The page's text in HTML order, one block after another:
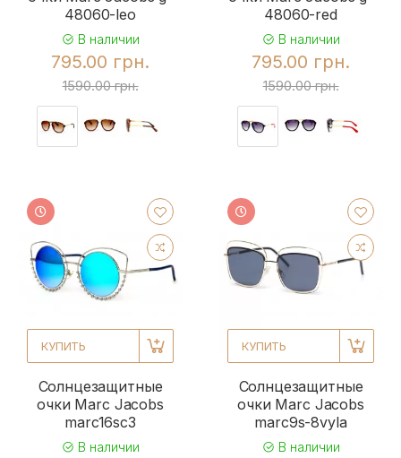
48060-leo
В наличии
795.00 грн.
1590.00 грн.
48060-red
В наличии
795.00 грн.
1590.00 грн.
КУПИТЬ
Солнцезащитные
очки Marc Jacobs
marc16sc3
В наличии
КУПИТЬ
Солнцезащитные
очки Marc Jacobs
marc9s-8vyla
В наличии